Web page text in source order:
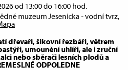
od 13:00 do 16:00 hod.
muzeum Jesenicka - vodní tvrz,
dřevaři, šikovní řezbáři, větrem
umounění uhlíři, ale i zruční
nebo sběrači lesních plodů a
ODPOLEDNE